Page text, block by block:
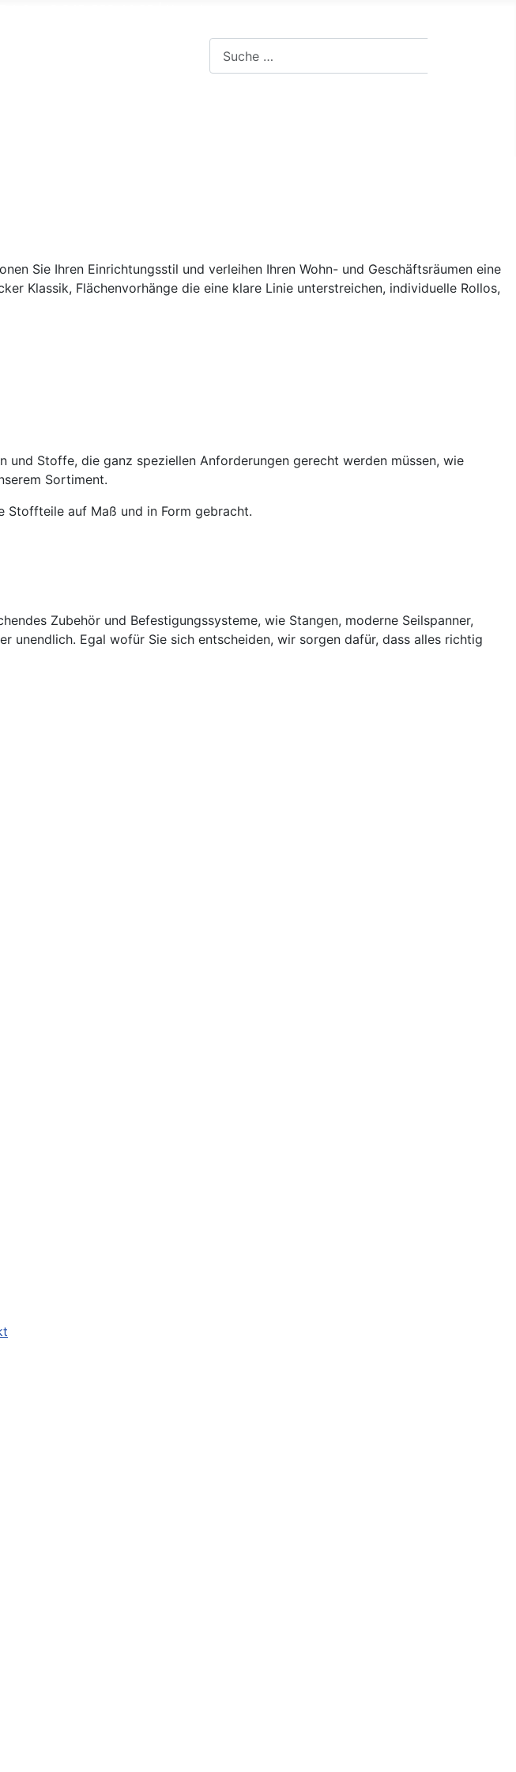
Sie Ihren Einrichtungsstil und verleihen Ihren Wohn- und Geschäftsräumen eine
Klassik, Flächenvorhänge die eine klare Linie unterstreichen, individuelle Rollos,
Stoffe, die ganz speziellen Anforderungen gerecht werden müssen, wie
Sortiment.
Stoffteile auf Maß und in Form gebracht.
Zubehör und Befestigungssysteme, wie Stangen, moderne Seilspanner,
unendlich. Egal wofür Sie sich entscheiden, wir sorgen dafür, dass alles richtig